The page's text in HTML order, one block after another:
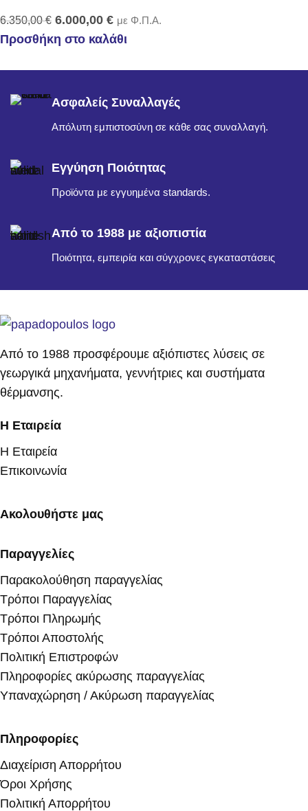
6.350,00€ 6.000,00 € με Φ.Π.Α.
Προσθήκη στο καλάθι
Ασφαλείς Συναλλαγές
Απόλυτη εμπιστοσύνη σε κάθε σας συναλλαγή.
Εγγύηση Ποιότητας
Προϊόντα με εγγυημένα standards.
Από το 1988 με αξιοπιστία
Ποιότητα, εμπειρία και σύγχρονες εγκαταστάσεις
Από το 1988 προσφέρουμε αξιόπιστες λύσεις σε
γεωργικά μηχανήματα, γεννήτριες και συστήματα
θέρμανσης.
Η Εταιρεία
Η Εταιρεία
Επικοινωνία
Ακολουθήστε μας
Παραγγελίες
Παρακολούθηση παραγγελίας
Τρόποι Παραγγελίας
Τρόποι Πληρωμής
Τρόποι Αποστολής
Πολιτική Επιστροφών
Πληροφορίες ακύρωσης παραγγελίας
Υπαναχώρηση / Ακύρωση παραγγελίας
Πληροφορίες
Διαχείριση Απορρήτου
Όροι Χρήσης
Πολιτική Απορρήτου